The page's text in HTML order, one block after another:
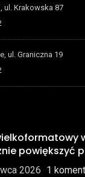
ul. Krakowska 87
ul. Graniczna 19
powiększyć
2026 1